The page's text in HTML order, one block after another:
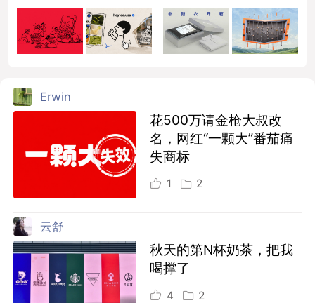
Erwin
花500万请金枪大叔改
名，网红“一颗大”番茄痛
失商标
1 2
云舒
秋天的第N杯奶茶，把我
喝撑了
4 2